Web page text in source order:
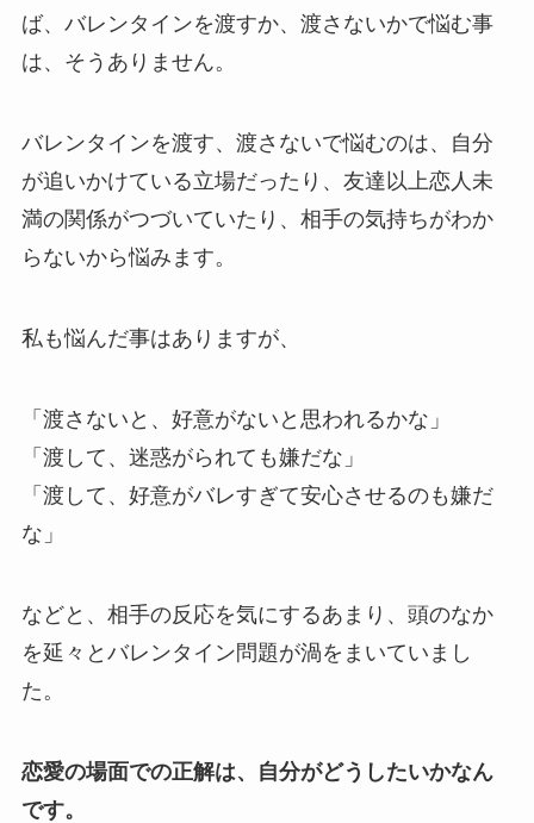
ば、バレンタインを渡すか、渡さないかで悩む事
は、そうありません。
バレンタインを渡す、渡さないで悩むのは、自分
が追いかけている立場だったり、友達以上恋人未
満の関係がつづいていたり、相手の気持ちがわか
らないから悩みます。
私も悩んだ事はありますが、
「渡さないと、好意がないと思われるかな」
「渡して、迷惑がられても嫌だな」
「渡して、好意がバレすぎて安心させるのも嫌だ
な」
などと、相手の反応を気にするあまり、頭のなか
を延々とバレンタイン問題が渦をまいていまし
た。
恋愛の場面での正解は、自分がどうしたいかなん
です。